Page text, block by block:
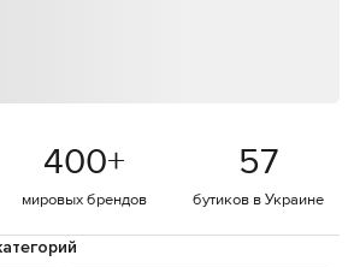
400+
мировых брендов
57
бутиков в Украине